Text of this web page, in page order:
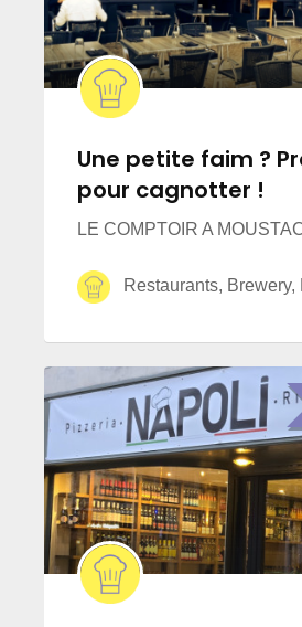
Une petite faim ?
pour cagnotter !
LE COMPTOIR A
Restaurants, Brewery,